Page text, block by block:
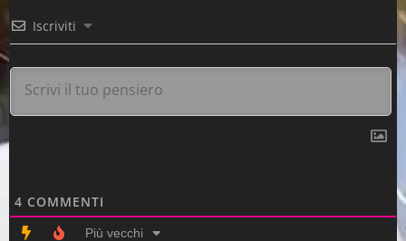
Iscriviti
4 COMMENTI
Più vecchi